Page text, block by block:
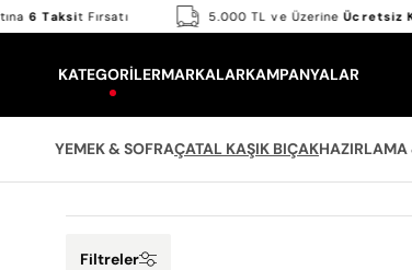
Skip
to
content
Fiyatına6 Taksit Fırsatı 5.000 TL ve Üzerine
KATEGORILERMARKALARKAMPANYALAR
YEMEK & SOFRAÇATAL KAŞIK BIÇAKHAZIRLAMA
Filtreler